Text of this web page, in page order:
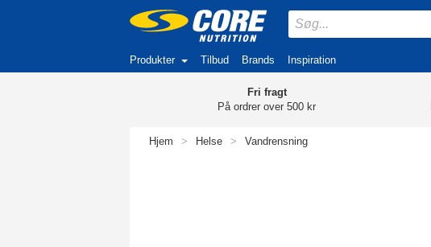
Produkter Tilbud Brands Inspiration
Fri fragt
På ordrer over 500 kr
Hjem > Helse > Vandrensning